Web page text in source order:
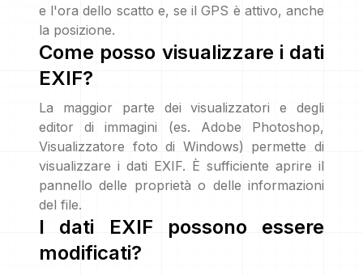
e l'ora dello scatto e, se il GPS è attivo, anche
la posizione.
Come posso visualizzare i dati
EXIF?
La maggior parte dei visualizzatori e degli
editor di immagini (es. Adobe Photoshop,
Visualizzatore foto di Windows) permette di
visualizzare i dati EXIF. È sufficiente aprire il
pannello delle proprietà o delle informazioni
del file.
I dati EXIF possono essere
modificati?